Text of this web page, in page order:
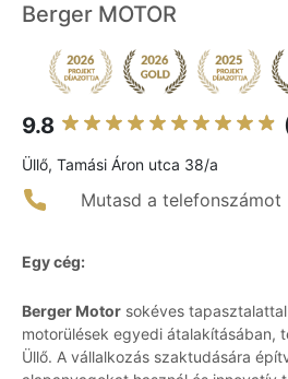
Berger MOTOR
9.8
Üllő, Tamási Áron utca 38/a
Mutasd a telefonszámot
Egy cég:
Berger Motor sokéves
motorülések egyedi átalakításában,
Üllő. A vállalkozás szaktudására